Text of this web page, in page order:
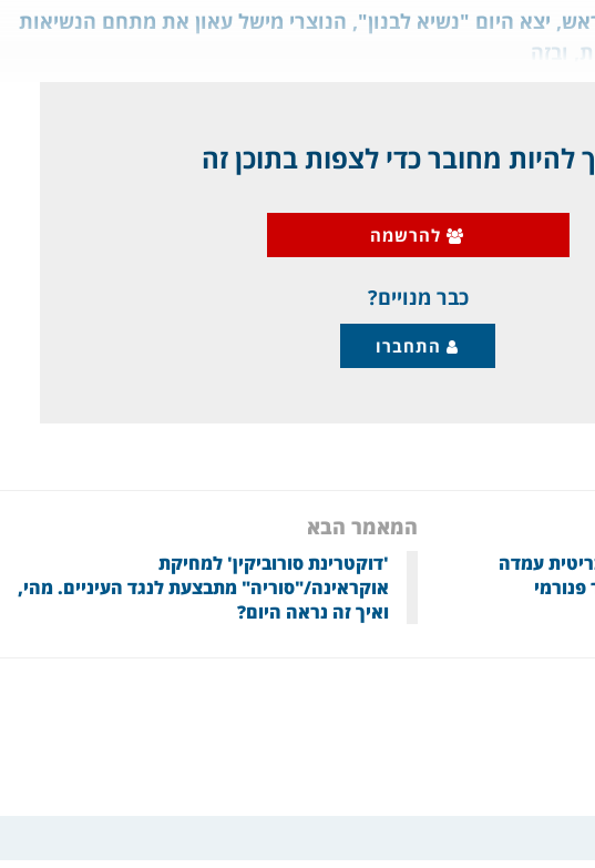
יצא היום "נשיא לבנון", הנוצרי מישל עאון את מתחם הנשיאות
ובזה
להיות מחובר כדי לצפות בתוכן זה
להרשמה
כבר מנויים?
התחברו
עמדה
המאמר הבא
'דוקטרינת סורוביקין' למחיקת
אוקראינה/"סוריה" מתבצעת לנגד העיניים. מהי,
ואיך זה נראה היום?